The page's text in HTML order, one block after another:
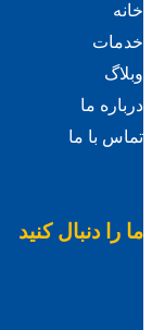
خانه
خدمات
وبلاگ
درباره ما
تماس با ما
ما را دنبال کنید